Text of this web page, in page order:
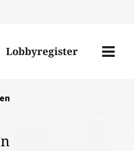
Lobbyregister
Menü